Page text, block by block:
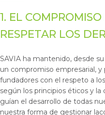
1. EL
RESPETAR LOS
SAVIA ha mantenido, desde
un compromiso empresarial, y
fundadores con el respeto a
según los principios éticos y la
guían el desarrollo de todas
nuestra forma de gestionar